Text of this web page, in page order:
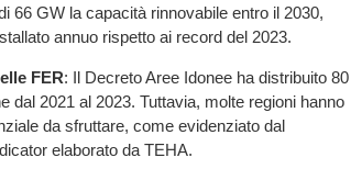
66 GW la capacità rinnovabile entro il 2030,
annuo rispetto ai record del 2023.
FER: Il Decreto Aree Idonee ha distribuito 80
dal 2021 al 2023. Tuttavia, molte regioni hanno
da sfruttare, come evidenziato dal
elaborato da TEHA.